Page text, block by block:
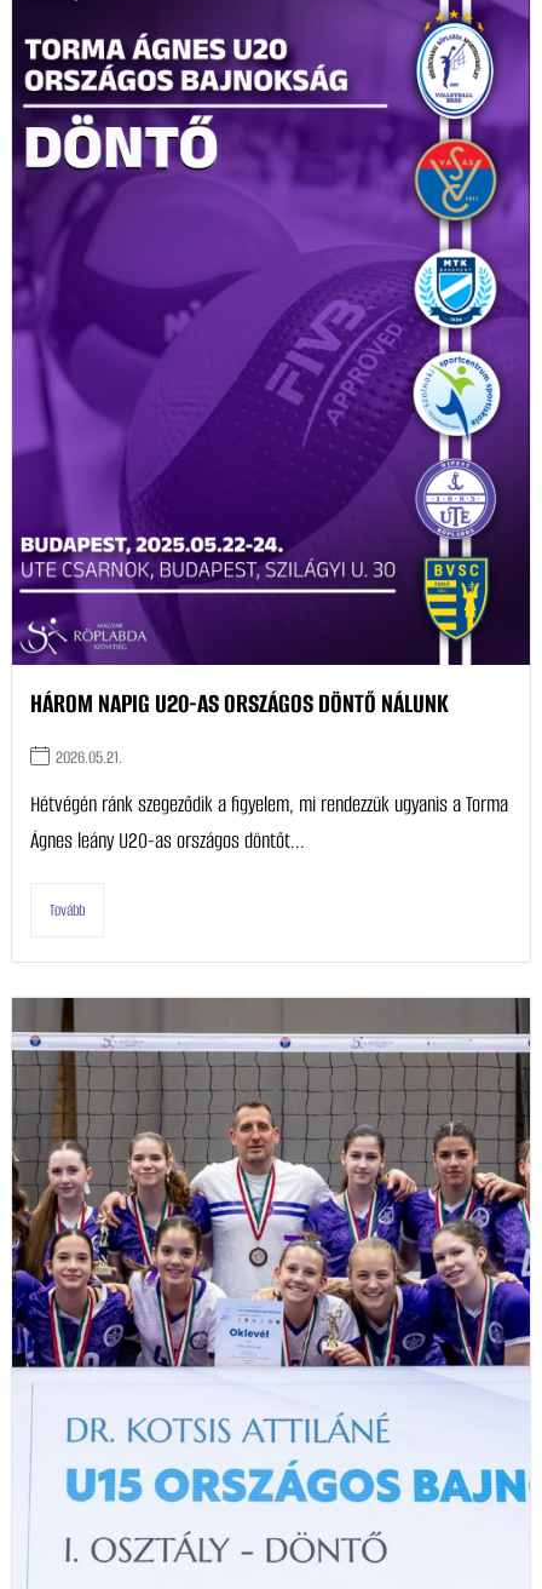
HÁROM NAPIG U20-AS ORSZÁGOS DÖNTŐ NÁLUNK
2026.05.21.
Hétvégén ránk szegeződik a figyelem, mi rendezzük ugyanis a Torma
Ágnes leány U20-as országos döntőt...
Tovább